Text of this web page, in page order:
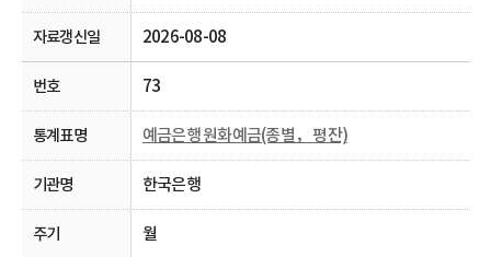
2026-08-08
73
예금은행 원화예금(종별， 평잔)
한국은행
월